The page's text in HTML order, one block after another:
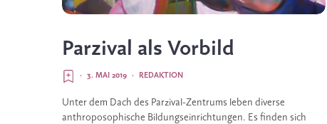
Parzival als Vorbild
REDAKTION
·
3. MAI 2019
·
Unter dem Dach des Parzival-Zentrums leben diverse
anthroposophische Bildungseinrichtungen. Es finden sich